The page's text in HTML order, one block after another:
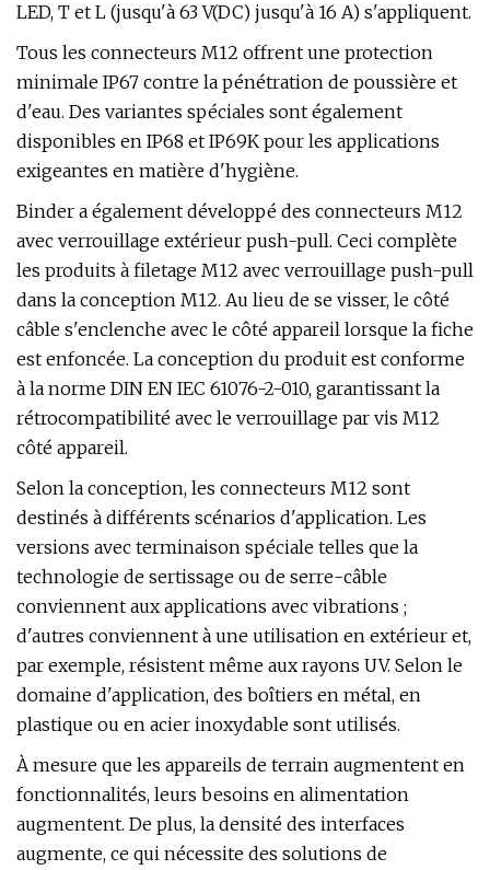
LED, T et L (jusqu'à 63 V(DC) jusqu'à 16 A) s'appliquent.
Tous les connecteurs M12 offrent une protection
minimale IP67 contre la pénétration de poussière et
d'eau. Des variantes spéciales sont également
disponibles en IP68 et IP69K pour les applications
exigeantes en matière d'hygiène.
Binder a également développé des connecteurs M12
avec verrouillage extérieur push-pull. Ceci complète
les produits à filetage M12 avec verrouillage push-pull
dans la conception M12. Au lieu de se visser, le côté
câble s'enclenche avec le côté appareil lorsque la fiche
est enfoncée. La conception du produit est conforme
à la norme DIN EN IEC 61076-2-010, garantissant la
rétrocompatibilité avec le verrouillage par vis M12
côté appareil.
Selon la conception, les connecteurs M12 sont
destinés à différents scénarios d'application. Les
versions avec terminaison spéciale telles que la
technologie de sertissage ou de serre-câble
conviennent aux applications avec vibrations ;
d'autres conviennent à une utilisation en extérieur et,
par exemple, résistent même aux rayons UV. Selon le
domaine d'application, des boîtiers en métal, en
plastique ou en acier inoxydable sont utilisés.
À mesure que les appareils de terrain augmentent en
fonctionnalités, leurs besoins en alimentation
augmentent. De plus, la densité des interfaces
augmente, ce qui nécessite des solutions de